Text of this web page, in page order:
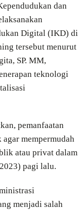
dan
Digital (IKD) di
tersebut menurut
SP. MM,
teknologi
pemanfaatan
mempermudah
atau privat dalam
pagi lalu.
menjadi salah